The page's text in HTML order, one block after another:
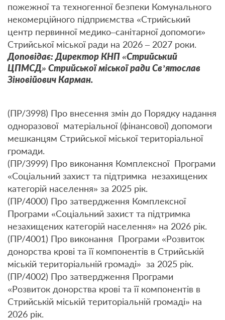
пожежної та техногенної безпеки Комунального
некомерційного підприємства «Стрийський
центр первинної медико–санітарної допомоги»
Стрийської міської ради на 2026 – 2027 роки.
Доповідає: Директор КНП «Стрийський
ЦПМСД» Стрийської міської ради Св’ятослав
Зіновійович Карман.
(ПР/3998) Про внесення змін до Порядку надання
одноразової матеріальної (фінансової) допомоги
мешканцям Стрийської міської територіальної
громади.
(ПР/3999) Про виконання Комплексної Програми
«Соціальний захист та підтримка незахищених
категорій населення» за 2025 рік.
(ПР/4000) Про затвердження Комплексної
Програми «Соціальний захист та підтримка
незахищених категорій населення» на 2026 рік.
(ПР/4001) Про виконання Програми «Розвиток
донорства крові та її компонентів в Стрийській
міській територіальній громаді» за 2025 рік.
(ПР/4002) Про затвердження Програми
«Розвиток донорства крові та її компонентів в
Стрийській міській територіальній громаді» на
2026 рік.